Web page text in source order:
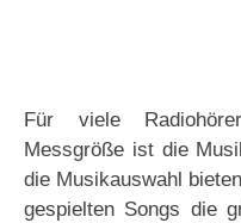
Für viele
Messgröße ist die
die Musikauswahl
gespielten Songs die